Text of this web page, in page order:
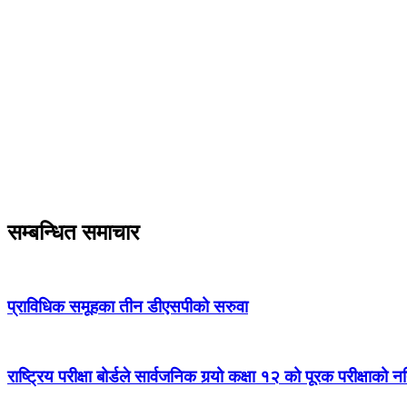
सम्बन्धित समाचार
प्राविधिक समूहका तीन डीएसपीको सरुवा
राष्ट्रिय परीक्षा बोर्डले सार्वजनिक गर्‍यो कक्षा १२ को पूरक परीक्षाको